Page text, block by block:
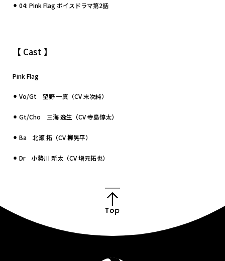
⚫︎ 04: Pink Flag ボイスドラマ第2話
【 Cast 】
Pink Flag
⚫︎ Vo/Gt 望野 一真（CV 末次純）
⚫︎ Gt/Cho 三海 逸生（CV 寺島惇太）
⚫︎ Ba 北瀬 拓（CV 柳晃平）
⚫︎ Dr 小勢川 新太（CV 増元拓也）